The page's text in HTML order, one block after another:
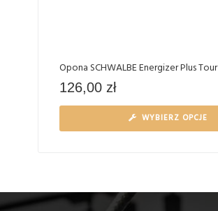
Opona SCHWALBE Energizer Plus Tour
126,00 zł
WYBIERZ OPCJE